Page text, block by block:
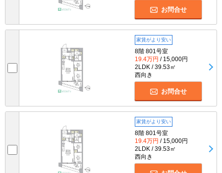
お問合せ
家賃がより安い
8階 801号室
19.4万円 / 15,000円
2LDK / 39.53㎡
西向き
お問合せ
家賃がより安い
8階 801号室
19.4万円 / 15,000円
2LDK / 39.53㎡
西向き